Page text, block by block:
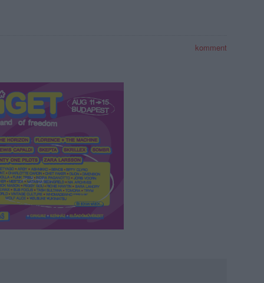
komment